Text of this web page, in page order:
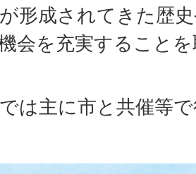
形成されてきた歴
会を充実すること
は主に市と共催等